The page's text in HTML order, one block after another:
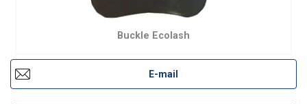
Buckle Ecolash
E-mail